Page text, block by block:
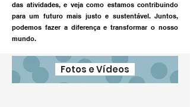
das atividades, e veja como estamos contribuindo
para um futuro mais justo e sustentável. Juntos,
podemos fazer a diferença e transformar o nosso
mundo.
Fotos e Vídeos